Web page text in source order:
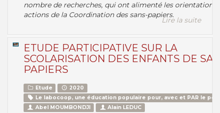
nombre de recherches, qui ont alimenté les orientations
actions de la Coordination des sans-papiers.
Lire la suite
ETUDE PARTICIPATIVE SUR LA
SCOLARISATION DES ENFANTS DE
PAPIERS
Etude
2020
Le labocoop, une éducation populaire pour, avec et PAR le
Abel MOUMBONDJI
Alain LEDUC